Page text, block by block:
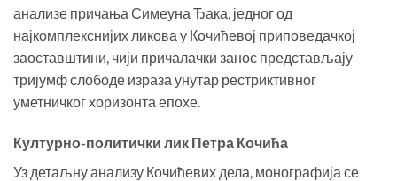
анализе причања Симеуна Ђака, једног од
најкомплекснијих ликова у Кочићевој приповедачкој
заоставштини, чији причалачки занос представљају
тријумф слободе израза унутар рестриктивног
уметничког хоризонта епохе.
Културно-политички лик Петра Кочића
Уз детаљну анализу Кочићевих дела, монографија се